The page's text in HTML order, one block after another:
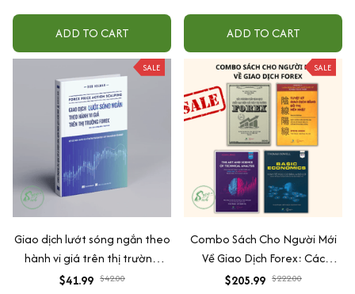
Trên Thị Trường Chứng Khoán
Cao Để Kiếm Tiền Hằng Ngày
Trên Thị Trường Chứng Khoán
ADD TO CART ADD TO CART
SALE
Giao dịch lướt sóng ngắn theo
hành vi giá trên thị trường
forex
$41.99 $42.00
SALE
Combo Sách Cho Người Mới
Về Giao Dịch Forex: Các
phương pháp giao dịch ngắn
$205.99 $222.00